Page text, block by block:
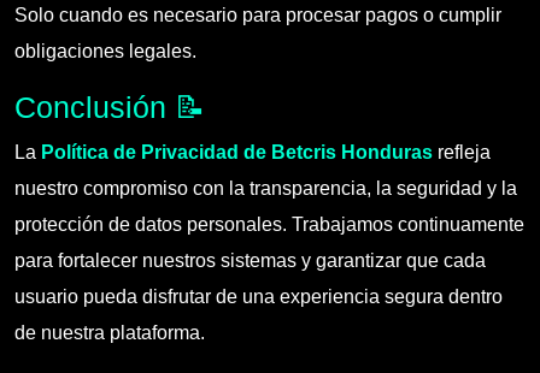
Solo cuando es necesario para procesar pagos o cumplir
obligaciones legales.
Conclusión 📝
La Política de Privacidad de Betcris Honduras refleja
nuestro compromiso con la transparencia, la seguridad y la
protección de datos personales. Trabajamos continuamente
para fortalecer nuestros sistemas y garantizar que cada
usuario pueda disfrutar de una experiencia segura dentro
de nuestra plataforma.